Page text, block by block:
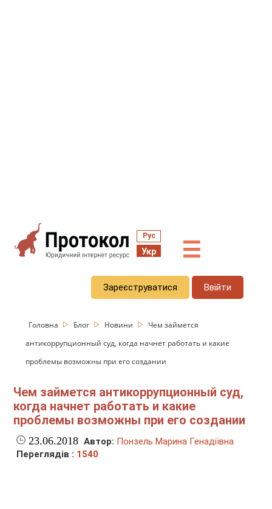
Рус
Укр ☰
Зареєструватися Ввійти
Головна Блог Новини
Чем займется
антикоррупционный суд, когда начнет работать и какие
проблемы возможны при его создании
Чем займется антикоррупционный суд,
когда начнет работать и какие
проблемы возможны при его создании
23.06.2018 Автор: Понзель Марина Генадіївна
Переглядів : 1540